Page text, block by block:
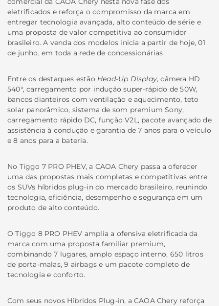
eletrificados e reforça o compromisso da marca em
entregar tecnologia avançada, alto conteúdo de série e
uma proposta de valor competitiva ao consumidor
brasileiro. A venda dos modelos inicia a partir de hoje, 01
de junho, em toda a rede de concessionárias.
Entre os destaques estão Head-Up Display, câmera HD
540°, carregamento por indução super-rápido de 50W,
bancos dianteiros com ventilação e aquecimento, teto
solar panorâmico, sistema de som premium Sony,
carregamento rápido DC, função V2L, pacote avançado de
assistência à condução e garantia de 7 anos para o veículo
e 8 anos para a bateria.
No Tiggo 7 PRO PHEV, a CAOA Chery passa a oferecer
uma das propostas mais completas e competitivas entre
os SUVs híbridos plug-in do mercado brasileiro, reunindo
tecnologia, eficiência, desempenho e segurança em um
produto de alto conteúdo.
O Tiggo 8 PRO PHEV amplia a ofensiva eletrificada da
marca com uma proposta familiar premium,
combinando 7 lugares, amplo espaço interno, 650 litros
de porta-malas, 9 airbags e um pacote completo de
tecnologia e conforto.
Com seus novos Híbridos Plug-in, a CAOA Chery reforça